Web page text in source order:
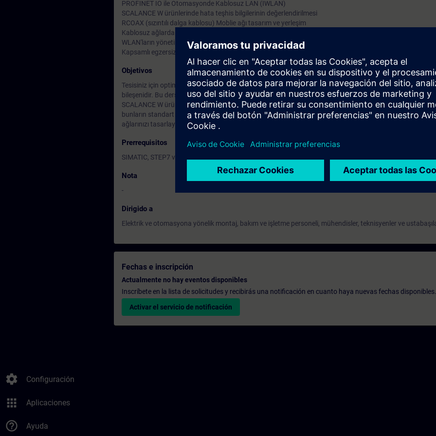
settings Configuración
apps Aplicaciones
help_outline Ayuda
PROFINET IO ile Otomasyonde Kablosuz LAN (IWLAN)
SCALANCE W ürünlerinde hata teşhis bilgilerinin değerlendirilmesi
RCOAX (sızıntılı dalga kablosu) Moblie ağı tasarım ve yerleşim
Kablosuz ağlarda veri güvenliği
WLAN'ların yönetimi
Kapsamlı egzersizleri
Objetivos
Tesisiniz için optimum mobil uygulamaları realize edin. Kablosuz İletişim, Siemens Totally Integrated
bileşenidir. Bu ders endüstriyel alanda Kablosuz LAN Teknoloji kullanımı için gerekli bilgileri kapsar.
SCALANCE W ürünler sunmaktadır. Kurs boyunca teorik ve pratik uygulamalar ile bu ürünler
bunların standart ürünler ile aralarındaki farklılıkları ve endüstriyel özellikleri bileceksiniz . Bu dersin
ağlarınızı tasarlayacak, yapılandıracak ve korumanız mümkün olacaktır.
Prerrequisitos
SIMATIC, STEP7 ve ethernet konusunda bilgi sahibi olmak, S7- Profinet kuırsunun alınmış olması
Nota
-
Dirigido a
Elektrik ve otomasyona yönelik montaj, bakım ve işletme personeli, mühendisler, teknisyenler ve
Fechas e inscripción
Actualmente no hay eventos disponibles
Inscríbete en la lista de solicitudes y recibirás una notificación en cuanto haya nuevas fechas disponibles.
Activar el servicio de notificación